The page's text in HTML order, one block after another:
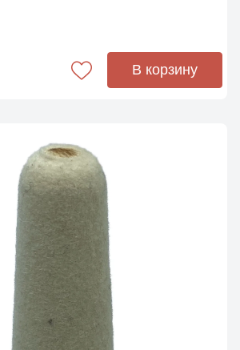
В корзину